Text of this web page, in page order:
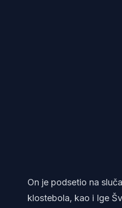
On je podsetio na
klostebola, kao i Ige